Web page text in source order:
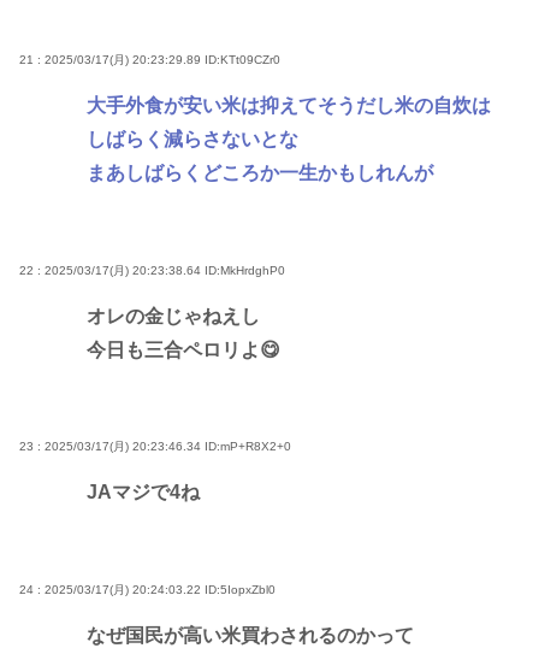
21 : 2025/03/17(月) 20:23:29.89 ID:KTt09CZr0
大手外食が安い米は抑えてそうだし米の自炊は
しばらく減らさないとな
まあしばらくどころか一生かもしれんが
22 : 2025/03/17(月) 20:23:38.64 ID:MkHrdghP0
オレの金じゃねえし
今日も三合ペロリよ😋
23 : 2025/03/17(月) 20:23:46.34 ID:mP+R8X2+0
JAマジで4ね
24 : 2025/03/17(月) 20:24:03.22 ID:5IopxZbl0
なぜ国民が高い米買わされるのかって